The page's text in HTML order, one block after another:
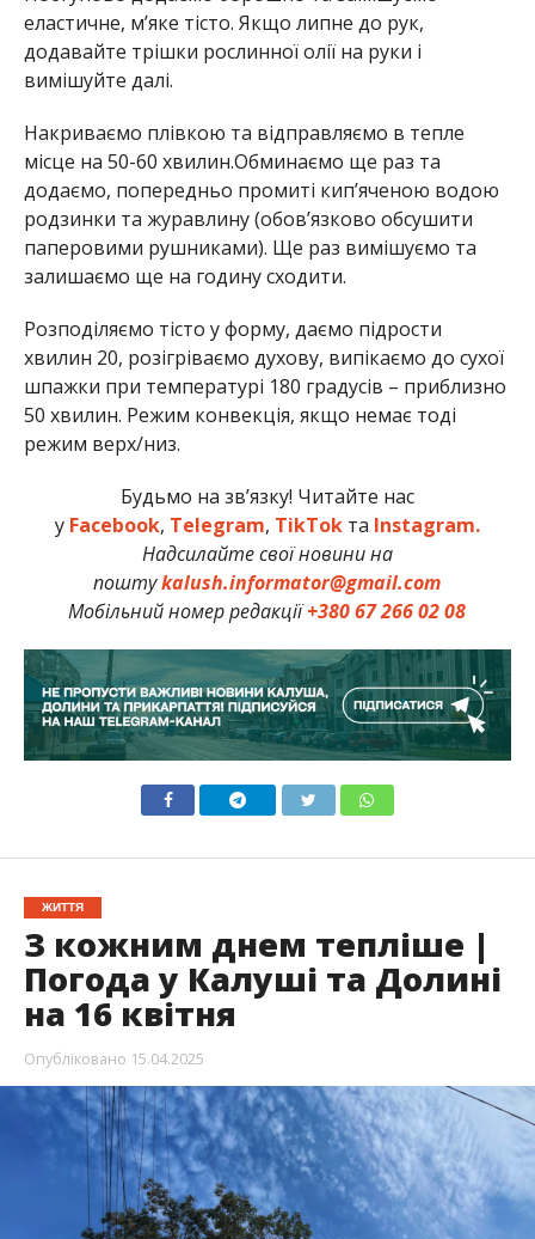
еластичне, мʼяке тісто. Якщо липне до рук,
додавайте трішки рослинної олії на руки і
вимішуйте далі.
Накриваємо плівкою та відправляємо в тепле
місце на 50-60 хвилин.Обминаємо ще раз та
додаємо, попередньо промиті кип’яченою водою
родзинки та журавлину (обовʼязково обсушити
паперовими рушниками). Ще раз вимішуємо та
залишаємо ще на годину сходити.
Розподіляємо тісто у форму, даємо підрости
хвилин 20, розігріваємо духову, випікаємо до сухої
шпажки при температурі 180 градусів – приблизно
50 хвилин. Режим конвекція, якщо немає тоді
режим верх/низ.
Будьмо на зв’язку! Читайте нас
у Facebook, Telegram, TikTokта Instagram.
Надсилайте свої новини на
поштуkalush.informator@gmail.com
Мобільний номер редакції+380 67 266 02 08
ЖИТТЯ
З кожним днем тепліше |
Погода у Калуші та Долині
на 16 квітня
Опубліковано 15.04.2025